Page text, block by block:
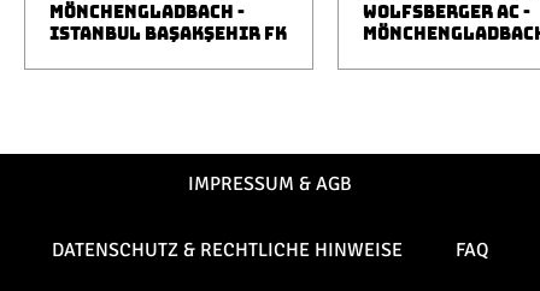
MÖNCHENGLADBACH -
ISTANBUL BAŞAKŞEHIR FK
WOLFSBERGER AC -
IMPRESSUM & AGB
DATENSCHUTZ & RECHTLICHE HINWEISE FAQ